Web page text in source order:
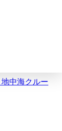
中海クルー